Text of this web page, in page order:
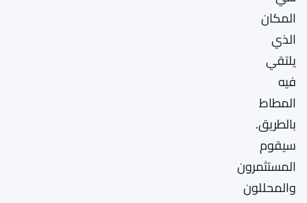
المكان
الذي
يلتقي
فيه
المطاط
بالطريق.
سيقوم
المستثمرون
والمحللون